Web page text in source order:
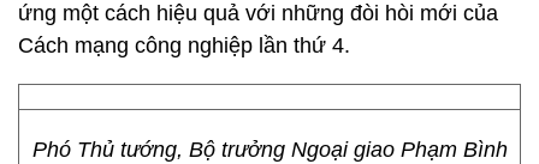
ứng một cách hiệu quả với những đòi hòi mới của
Cách mạng công nghiệp lần thứ 4.
Phó Thủ tướng, Bộ trưởng Ngoại giao Phạm Bình